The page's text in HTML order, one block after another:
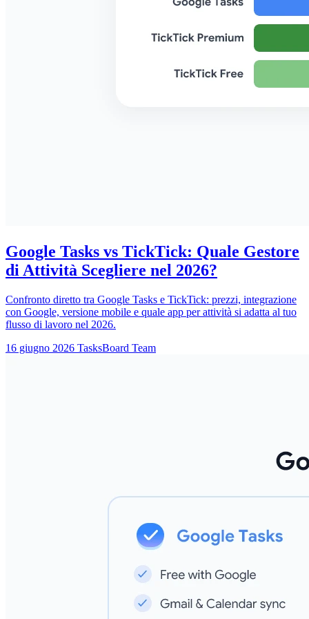
Google Tasks vs TickTick: Quale Gestore
di Attività Scegliere nel 2026?
Confronto diretto tra Google Tasks e TickTick: prezzi, integrazione
con Google, versione mobile e quale app per attività si adatta al tuo
flusso di lavoro nel 2026.
16 giugno 2026 TasksBoard Team